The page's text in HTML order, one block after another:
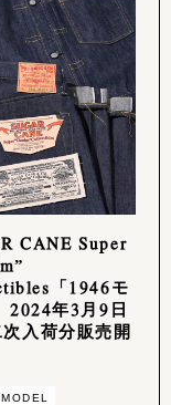
CANE Super
「1946モ
2024年3月9日
次入荷分販売開